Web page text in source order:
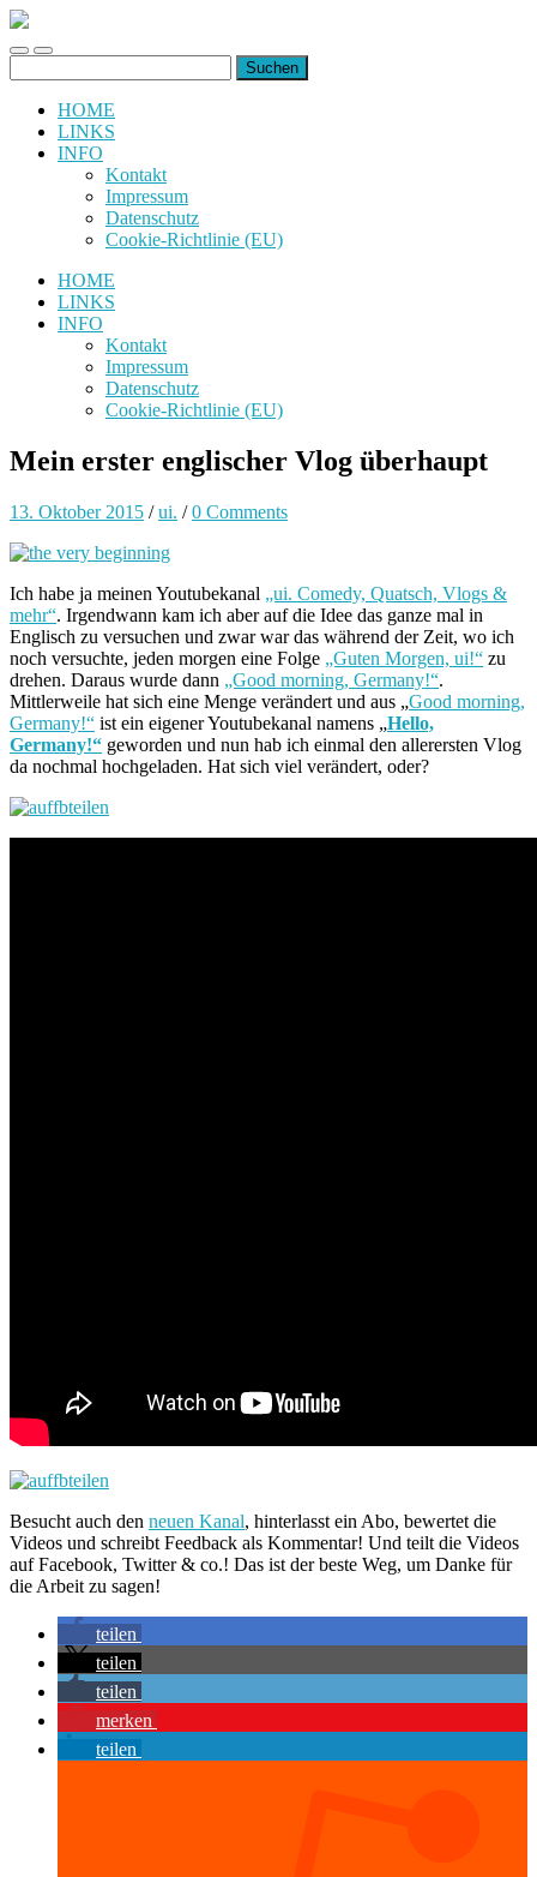
uiuiuiuiuiuiui.de
Toggle
mobile
Toggle
search
nach:
HOME
LINKS
INFO
Kontakt
Impressum
Datenschutz
Cookie-Richtlinie (EU)
HOME
LINKS
INFO
Kontakt
Impressum
Datenschutz
Cookie-Richtlinie (EU)
Mein erster englischer Vlog überhaupt
13. Oktober 2015 /ui. /0 Comments
Ich habe ja meinen Youtubekanal „ui. Comedy, Quatsch, Vlogs &
mehr“. Irgendwann kam ich aber auf die Idee das ganze mal in
Englisch zu versuchen und zwar war das während der Zeit, wo ich
noch versuchte, jeden morgen eine Folge „Guten Morgen, ui!“ zu
drehen. Daraus wurde dann „Good morning, Germany!“.
Mittlerweile hat sich eine Menge verändert und aus „Good morning,
Germany!“ ist ein eigener Youtubekanal namens „Hello,
Germany!“ geworden und nun hab ich einmal den allerersten Vlog
da nochmal hochgeladen. Hat sich viel verändert, oder?
Besucht auch den neuen Kanal, hinterlasst ein Abo, bewertet die
Videos und schreibt Feedback als Kommentar! Und teilt die Videos
auf Facebook, Twitter & co.! Das ist der beste Weg, um Danke für
die Arbeit zu sagen!
teilen
teilen
teilen
merken
teilen